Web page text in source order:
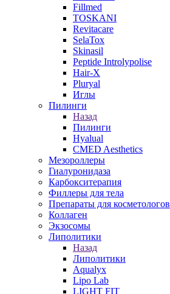
Fillmed
TOSKANI
Revitacare
SelaTox
Skinasil
Peptide Introlypolise
Hair-X
Pluryal
Иглы
Пилинги
Назад
Пилинги
Hyalual
CMED Aesthetics
Мезороллеры
Гиалуронидаза
Карбокситерапия
Филлеры для тела
Препараты для косметологов
Коллаген
Экзосомы
Липолитики
Назад
Липолитики
Aqualyx
Lipo Lab
LIGHT FIT